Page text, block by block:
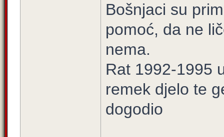
Bošnjaci su
pomoć, da ne
nema.
Rat 1992-1995
remek djelo te
dogodio